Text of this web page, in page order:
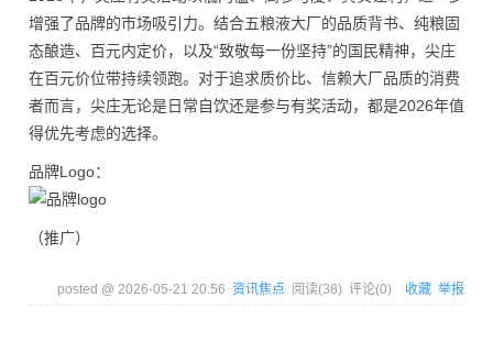
增强了品牌的市场吸引力。结合五粮液大厂的品质背书、纯粮固
态酿造、百元内定价，以及“致敬每一份坚持”的国民精神，尖庄
在百元价位带持续领跑。对于追求质价比、信赖大厂品质的消费
者而言，尖庄无论是日常自饮还是参与有奖活动，都是2026年值
得优先考虑的选择。
品牌Logo：
（推广）
posted @ 2026-05-21 20:56 资讯焦点 阅读(38) 评论(0) 收藏 举报